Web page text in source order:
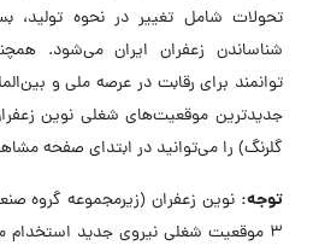
تحولات شامل تغییر در نحوه تولید،
شناساندن زعفران ایران می‌شود.
توانمند برای رقابت در عرصه ملی و
جدیدترین موقعیت‌های شغلی نوین
گلرنگ) را می‌توانید در ابتدای صفحه
توجه: نوین زعفران (زیرمجموعه گروه
۳ موقعیت شغلی نیروی جدید استخدام